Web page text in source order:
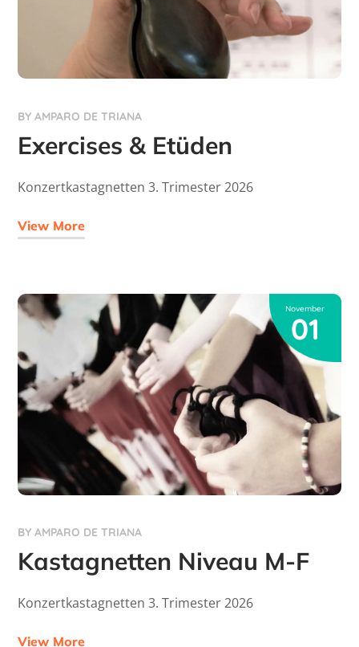
BYAMPARO DE TRIANA
Exercises & Etüden
Konzertkastagnetten 3. Trimester 2026
View More
November
01
BYAMPARO DE TRIANA
Kastagnetten Niveau M-F
Konzertkastagnetten 3. Trimester 2026
View More